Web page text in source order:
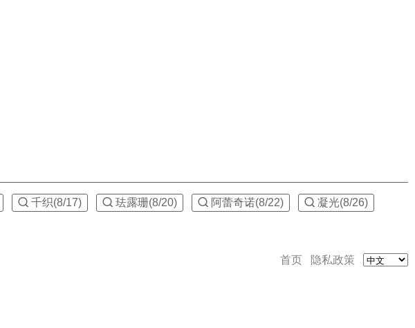
千织(8/17) 珐露珊(8/20) 阿蕾奇诺(8/22)
凝光(8/26)
首页 隐私政策